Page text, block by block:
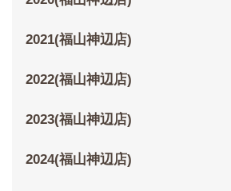
2021(福山神辺店)
2022(福山神辺店)
2023(福山神辺店)
2024(福山神辺店)